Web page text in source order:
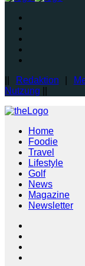
Redaktion
Nutzung
Home
Foodie
Travel
Lifestyle
Golf
News
Magazine
Newsletter